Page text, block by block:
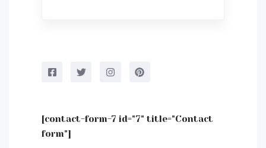
[contact-form-7 id="7" title="Contact
form"]